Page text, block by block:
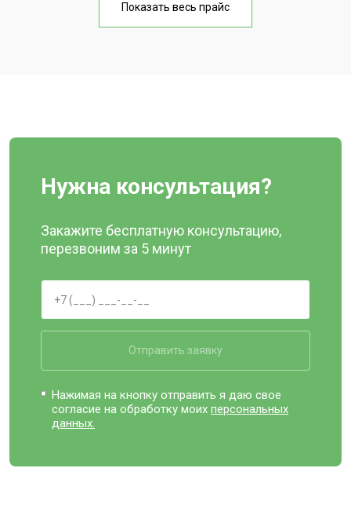
Показать весь прайс
Нужна консультация?
Закажите бесплатную консультацию,
перезвоним за 5 минут
Отправить заявку
Нажимая на кнопку отправить я даю свое
согласие на обработку моихперсональных
данных.